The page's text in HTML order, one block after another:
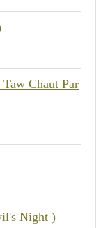
Chaut Par
Night )